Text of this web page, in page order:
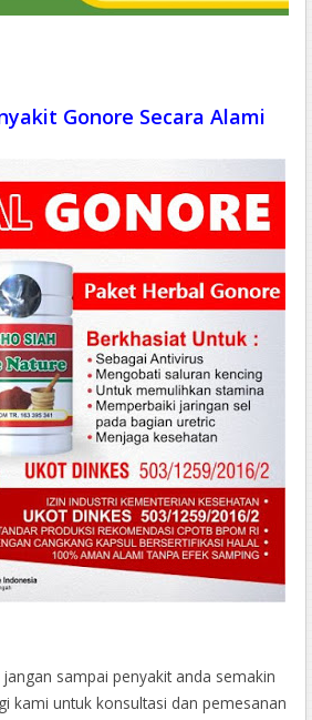
Gonore Secara Alami
sampai penyakit anda semakin
kami untuk konsultasi dan pemesanan